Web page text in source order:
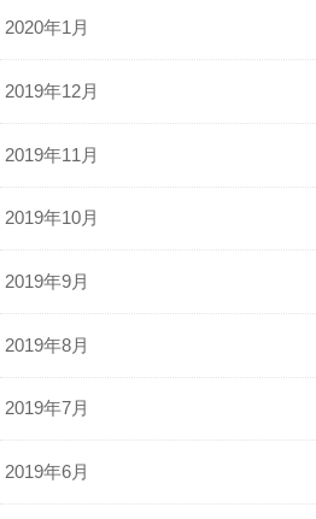
2020年1月
2019年12月
2019年11月
2019年10月
2019年9月
2019年8月
2019年7月
2019年6月